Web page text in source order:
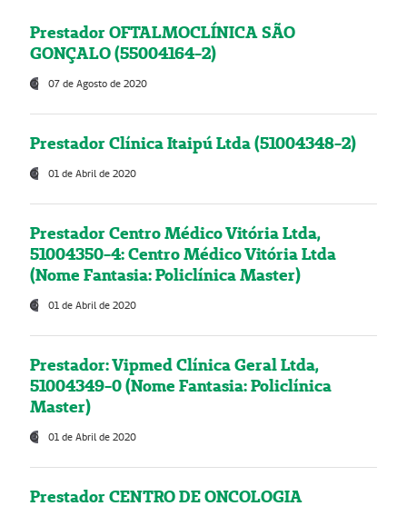
Prestador OFTALMOCLÍNICA SÃO
GONÇALO (55004164-2)
07 de Agosto de 2020
Prestador Clínica Itaipú Ltda (51004348-2)
01 de Abril de 2020
Prestador Centro Médico Vitória Ltda,
51004350-4: Centro Médico Vitória Ltda
(Nome Fantasia: Policlínica Master)
01 de Abril de 2020
Prestador: Vipmed Clínica Geral Ltda,
51004349-0 (Nome Fantasia: Policlínica
Master)
01 de Abril de 2020
Prestador CENTRO DE ONCOLOGIA